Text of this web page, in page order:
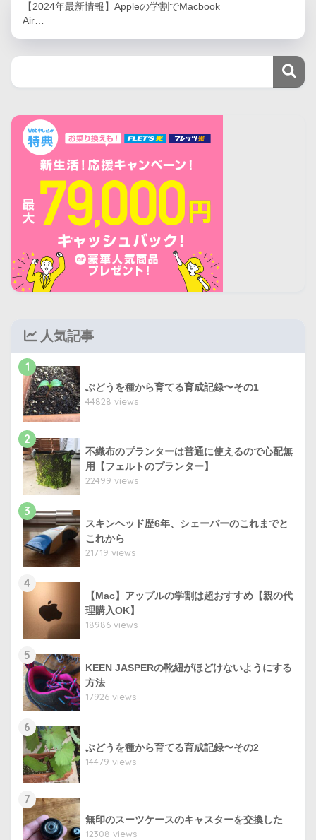
【2024年最新情報】Appleの学割でMacbook
Air…
人気記事
1
ぶどうを種から育てる育成記録〜その1
44828 views
2
不織布のプランターは普通に使えるので心配無
用【フェルトのプランター】
22499 views
3
スキンヘッド歴6年、シェーバーのこれまでと
これから
21719 views
4
【Mac】アップルの学割は超おすすめ【親の代
理購入OK】
18986 views
5
KEEN JASPERの靴紐がほどけないようにする
方法
17926 views
6
ぶどうを種から育てる育成記録〜その2
14479 views
7
無印のスーツケースのキャスターを交換した
12308 views